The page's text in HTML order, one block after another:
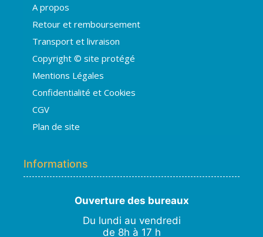
A propos
Retour et remboursement
Transport et livraison
Copyright © site protégé
Mentions Légales
Confidentialité et Cookies
CGV
Plan de site
Informations
Ouverture des bureaux
Du lundi au vendredi
de 8h à 17 h